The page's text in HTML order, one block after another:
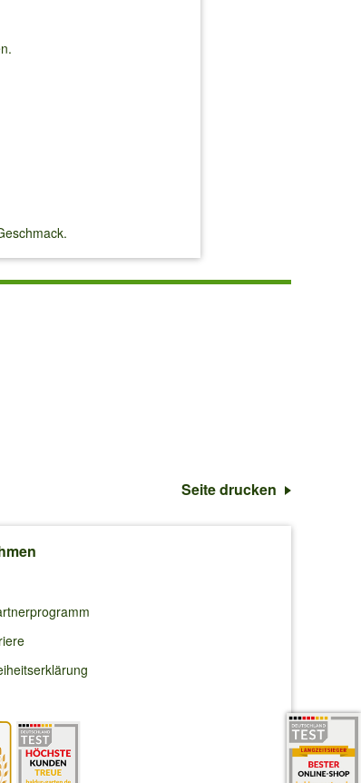
Seite drucken